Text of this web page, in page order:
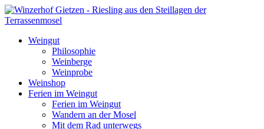
Weingut
Philosophie
Weinberge
Weinprobe
Weinshop
Ferien im Weingut
Ferien im Weingut
Wandern an der Mosel
Mit dem Rad unterwegs